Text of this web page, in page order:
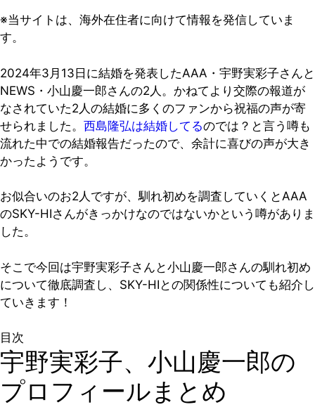
※当サイトは、海外在住者に向けて情報を発信していま
す。
2024年3月13日に結婚を発表したAAA・宇野実彩子さんと
NEWS・小山慶一郎さんの2人。かねてより交際の報道が
なされていた2人の結婚に多くのファンから祝福の声が寄
せられました。 西島隆弘は結婚してるのでは？と言う噂も
流れた中での結婚報告だったので、余計に喜びの声が大き
かったようです。
お似合いのお2人ですが、馴れ初めを調査していくとAAA
のSKY-HIさんがきっかけなのではないかという噂がありま
した。
そこで今回は宇野実彩子さんと小山慶一郎さんの馴れ初め
について徹底調査し、SKY-HIとの関係性についても紹介し
ていきます！
目次
宇野実彩子、小山慶一郎の
プロフィールまとめ